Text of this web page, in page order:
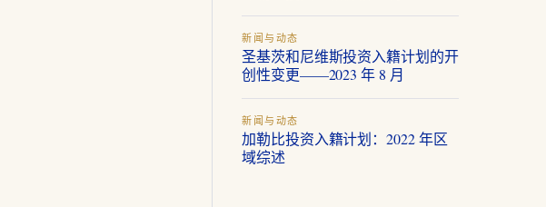
新闻与动态
圣基茨和尼维斯投资入籍计划的开
创性变更——2023 年 8 月
新闻与动态
加勒比投资入籍计划：2022 年区
域综述